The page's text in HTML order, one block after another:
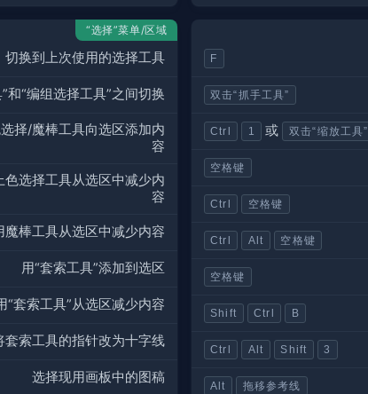
“选择”菜单/区域
切换到上次使用的选择工具
和“编组选择工具”之间切换
择/魔棒工具向选区添加内
容
选择工具从选区中减少内
容
魔棒工具从选区中减少内容
用“套索工具”添加到选区
“套索工具”从选区减少内容
套索工具的指针改为十字线
选择现用画板中的图稿
F
双击“抓手工具”
Ctrl 1 或 双击“缩放工具”
空格键
Ctrl 空格键
Ctrl Alt 空格键
空格键
Shift Ctrl B
Ctrl Alt Shift 3
Alt 拖移参考线